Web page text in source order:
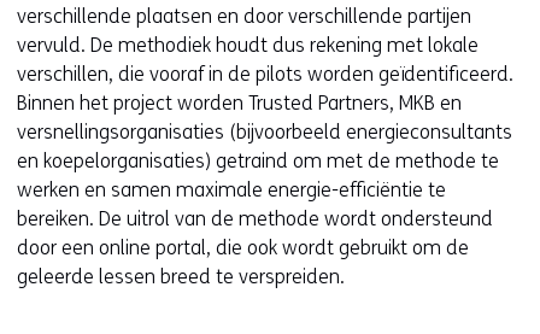
verschillende plaatsen en door verschillende partijen
vervuld. De methodiek houdt dus rekening met lokale
verschillen, die vooraf in de pilots worden geïdentificeerd.
Binnen het project worden Trusted Partners, MKB en
versnellingsorganisaties (bijvoorbeeld energieconsultants
en koepelorganisaties) getraind om met de methode te
werken en samen maximale energie-efficiëntie te
bereiken. De uitrol van de methode wordt ondersteund
door een online portal, die ook wordt gebruikt om de
geleerde lessen breed te verspreiden.